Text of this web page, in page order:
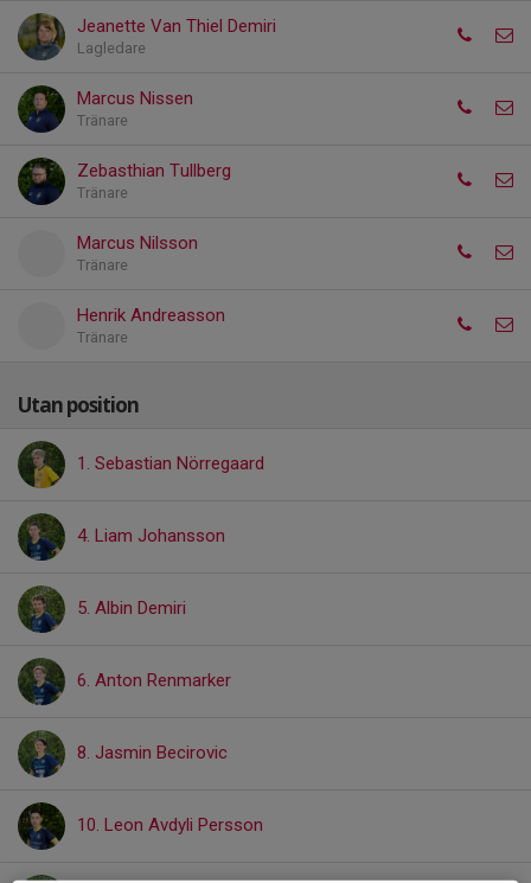
Jeanette Van Thiel Demiri
Lagledare
Marcus Nissen
Tränare
Zebasthian Tullberg
Tränare
Marcus Nilsson
Tränare
Henrik Andreasson
Tränare
Utan position
1. Sebastian Nörregaard
4. Liam Johansson
5. Albin Demiri
6. Anton Renmarker
8. Jasmin Becirovic
10. Leon Avdyli Persson